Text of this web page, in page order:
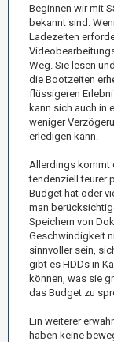
Beginnen wir mit
bekannt sind.
Ladezeiten
Weg. Sie lesen
die Bootzeiten
flüssigeren
kann sich auch in
weniger
erledigen kann.
Allerdings kommt
tendenziell teurer
Budget hat oder
man
Speichern von
Geschwindigkeit
sinnvoller sein,
gibt es HDDs in
können, was sie
das Budget zu
Ein weiterer
haben keine